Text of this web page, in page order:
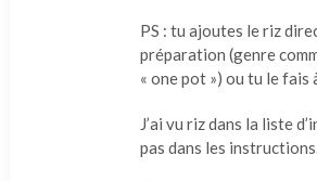
PS : tu ajoutes le riz
préparation (genre
« one pot ») ou tu le fais
J’ai vu riz dans la liste
pas dans les